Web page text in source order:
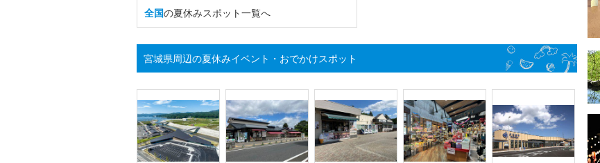
全国の夏休みスポット一覧へ
宮城県周辺の夏休みイベント・おでかけスポット